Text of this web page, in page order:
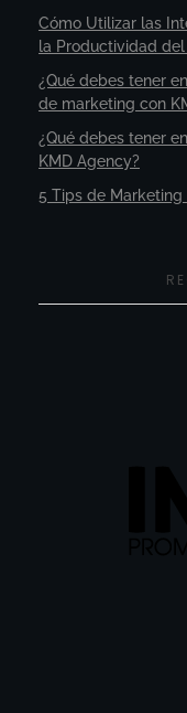
Cómo Utilizar las
la Productividad
¿Qué debes tener
de marketing con
¿Qué debes tener
KMD Agency?
5 Tips de Marketing